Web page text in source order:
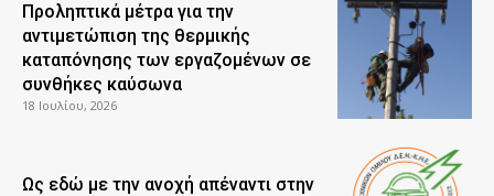
Προληπτικά μέτρα για την
αντιμετώπιση της θερμικής
καταπόνησης των εργαζομένων σε
συνθήκες καύσωνα
18 Ιουλίου, 2026
Ως εδώ με την ανοχή απέναντι στην